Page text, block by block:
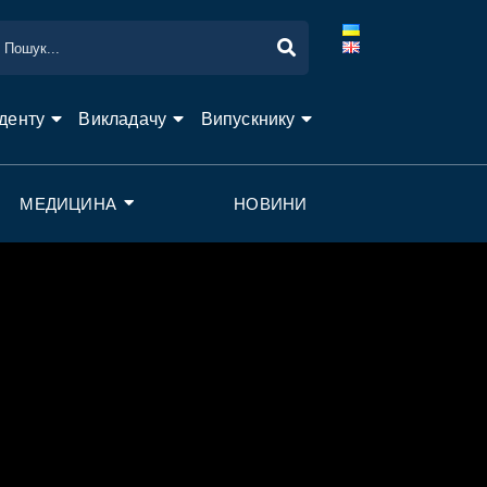
Викладачу Випускнику
МЕДИЦИНА НОВИНИ